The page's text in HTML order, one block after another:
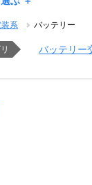
装系 バッテリー
バッテリー